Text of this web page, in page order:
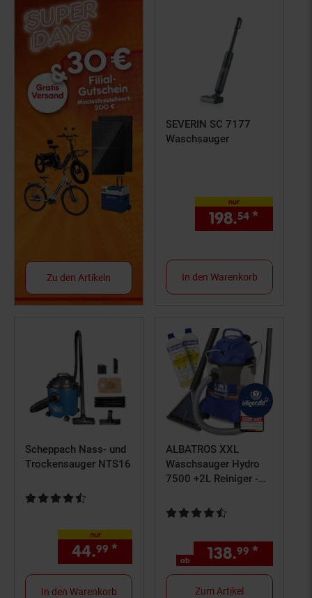
Zu den Artikeln
SEVERIN SC 7177
Waschsauger
nur
198.54 *
In den Warenkorb
Scheppach Nass- und
Trockensauger NTS16
Kundenbewertung: 4,5 von 5 Sternen
nur
44.99 * € Sternchen
In den Warenkorb
ALBATROS XXL
Waschsauger Hydro
7500 +2L Reiniger -
Teppichreiniger - 1200
Kundenbewertung: 4,5 von 5
ab 138.99 *
Zum Artikel